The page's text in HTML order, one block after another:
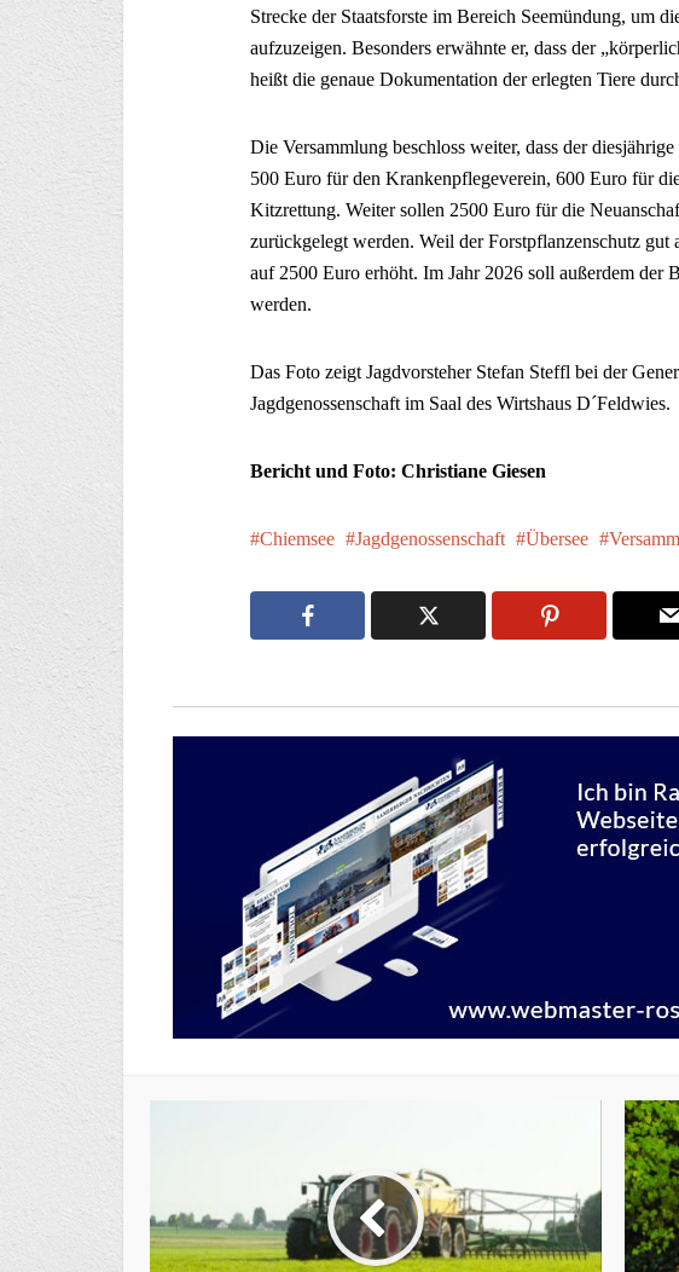
Strecke der Staatsforste im Bereich Seemündung, um
aufzuzeigen. Besonders erwähnte er, dass der
heißt die genaue Dokumentation der erlegten Tiere
Die Versammlung beschloss weiter, dass der
500 Euro für den Krankenpflegeverein, 600 Euro für
Kitzrettung. Weiter sollen 2500 Euro für die
zurückgelegt werden. Weil der Forstpflanzenschutz
auf 2500 Euro erhöht. Im Jahr 2026 soll außerdem der
werden.
Das Foto zeigt Jagdvorsteher Stefan Steffl bei der
Jagdgenossenschaft im Saal des Wirtshaus D´Feldwies.
Bericht und Foto: Christiane Giesen
Chiemsee Jagdgenossenschaft Übersee